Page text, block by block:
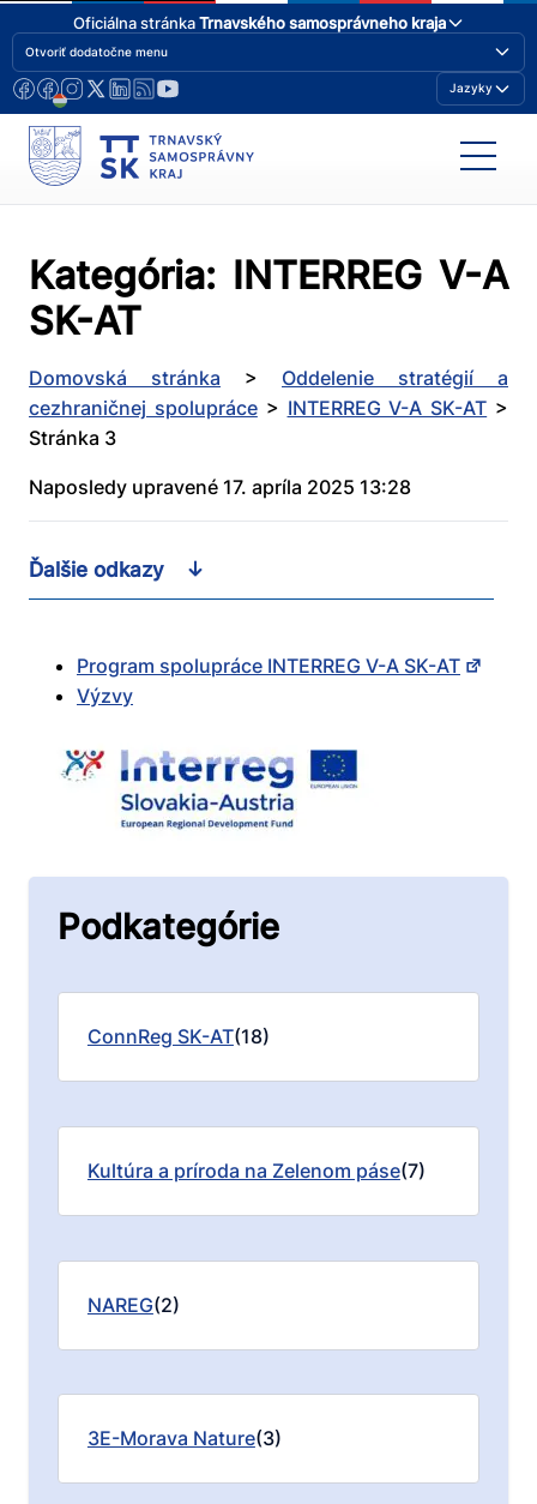
Oficiálna stránkaTrnavského samosprávneho kraja
Otvoriť dodatočne menu
Jazyky
Kategória: INTERREG V-A
SK-AT
Domovská stránka > Oddelenie stratégií a
cezhraničnej spolupráce> INTERREG V-A SK-AT >
Stránka 3
Naposledy upravené 17. apríla 2025 13:28
Ďalšie odkazy
Program spolupráce INTERREG V-A SK-AT
Výzvy
Podkategórie
ConnReg SK-AT(18)
Kultúra a príroda na Zelenom páse(7)
NAREG(2)
3E-Morava Nature(3)